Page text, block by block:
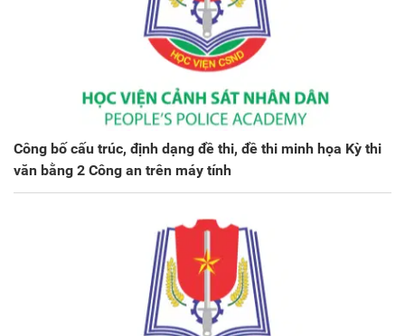
Công bố cấu trúc, định dạng đề thi, đề thi minh họa Kỳ thi
văn bằng 2 Công an trên máy tính